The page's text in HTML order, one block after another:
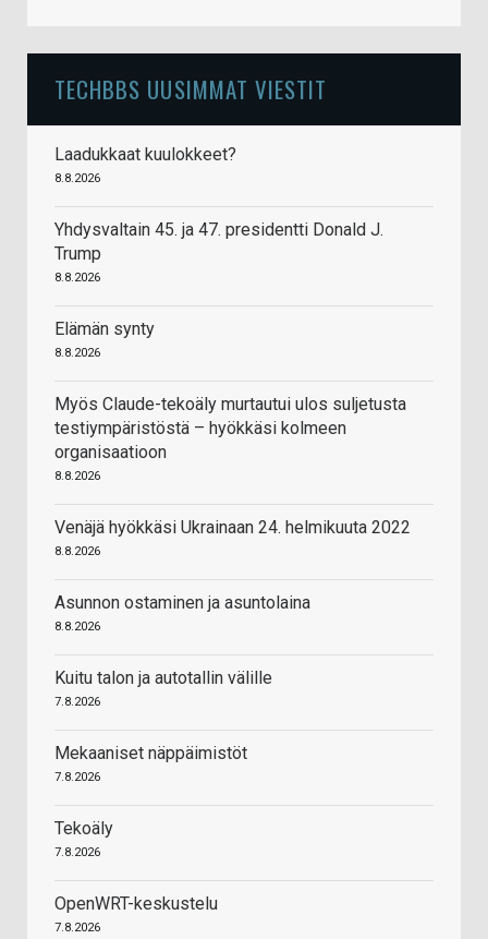
TECHBBS UUSIMMAT VIESTIT
Laadukkaat kuulokkeet?
8.8.2026
Yhdysvaltain 45. ja 47. presidentti Donald J.
Trump
8.8.2026
Elämän synty
8.8.2026
Myös Claude-tekoäly murtautui ulos suljetusta
testiympäristöstä – hyökkäsi kolmeen
organisaatioon
8.8.2026
Venäjä hyökkäsi Ukrainaan 24. helmikuuta 2022
8.8.2026
Asunnon ostaminen ja asuntolaina
8.8.2026
Kuitu talon ja autotallin välille
7.8.2026
Mekaaniset näppäimistöt
7.8.2026
Tekoäly
7.8.2026
OpenWRT-keskustelu
7.8.2026